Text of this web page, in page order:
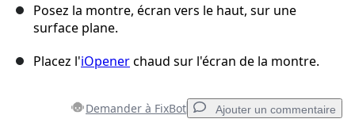
Posez la montre, écran vers le haut, sur une
surface plane.
Placez l'iOpenerchaud sur l'écran de la montre.
Demander à FixBot Ajouter un commentaire